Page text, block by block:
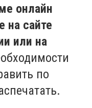
онлайн
на сайте
или на
по